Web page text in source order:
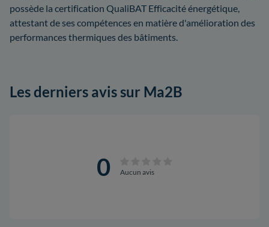
possède la certification QualiBAT Efficacité énergétique,
attestant de ses compétences en matière d'amélioration des
performances thermiques des bâtiments.
Les derniers avis sur Ma2B
0 Aucun avis